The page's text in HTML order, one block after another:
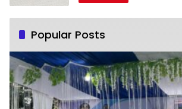
Popular Posts